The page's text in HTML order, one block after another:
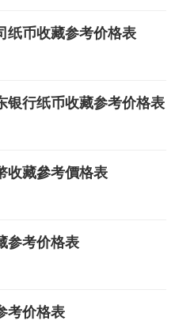
纸币收藏参考价格表
银行纸币收藏参考价格表
收藏參考價格表
参考价格表
考价格表